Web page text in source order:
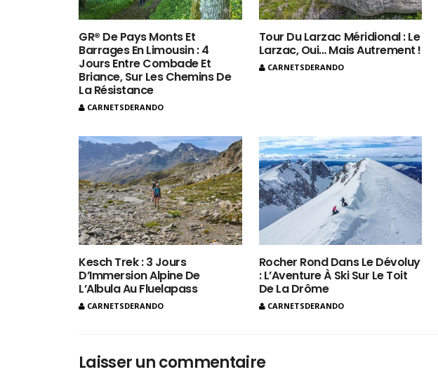
GR® De Pays Monts Et
Barrages En Limousin : 4
Jours Entre Combade Et
Briance, Sur Les Chemins De
La Résistance
CARNETSDERANDO
Tour Du Larzac Méridional : Le
Larzac, Oui… Mais Autrement !
CARNETSDERANDO
Kesch Trek : 3 Jours
D’Immersion Alpine De
L’Albula Au Fluelapass
CARNETSDERANDO
Rocher Rond Dans Le Dévoluy
: L’Aventure À Ski Sur Le Toit
De La Drôme
CARNETSDERANDO
Laisser un commentaire